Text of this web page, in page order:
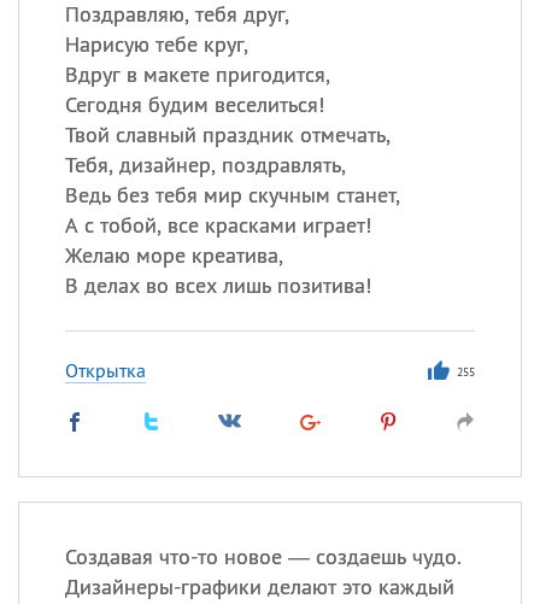
Поздравляю, тебя друг,
Нарисую тебе круг,
Вдруг в макете пригодится,
Сегодня будим веселиться!
Твой славный праздник отмечать,
Тебя, дизайнер, поздравлять,
Ведь без тебя мир скучным станет,
А с тобой, все красками играет!
Желаю море креатива,
В делах во всех лишь позитива!
Открытка 255
Создавая что-то новое — создаешь чудо.
Дизайнеры-графики делают это каждый